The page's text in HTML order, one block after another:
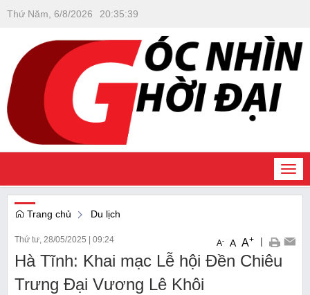
Thứ Năm, 6/8/2026 20:35:39
Trang chủ Du lịch
Thứ tư, 28/05/2025 09:24 A- A A+ |
Hà Tĩnh: Khai mạc Lễ hội Đền Chiêu
Trưng Đại Vương Lê Khôi